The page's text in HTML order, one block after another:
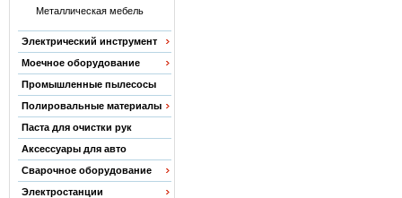
Металлическая мебель
Электрический инструмент
Моечное оборудование
Промышленные пылесосы
Полировальные материалы
Паста для очистки рук
Аксессуары для авто
Сварочное оборудование
Электростанции